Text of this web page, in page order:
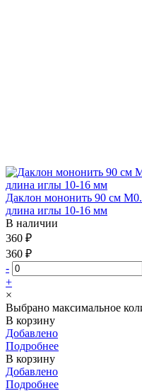
Даклон мононить 90 см
длина иглы 10-16 мм
В наличии
360 ₽
360 ₽
-
+
×
Выбрано максимальное
В корзину
Добавлено
Подробнее
В корзину
Добавлено
Подробнее